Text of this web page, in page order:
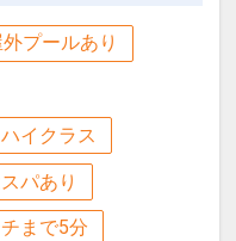
～2026年11月
号：DP-2-
外プールあり
ハイクラス
パあり
まで5分